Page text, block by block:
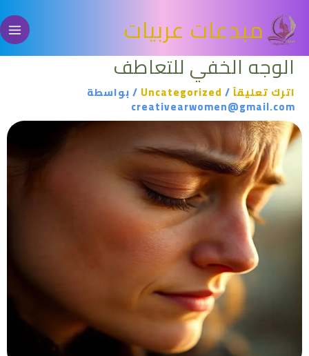
إلى
المحتوىمبدعات عربيات
الوجه الخفي للتعاطف
اترك تعليقاً/
Uncategorized / بواسطة
creativearwomen@gmail.com